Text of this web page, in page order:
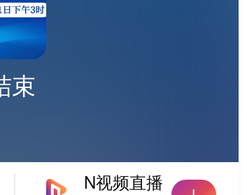
束
N视频直播